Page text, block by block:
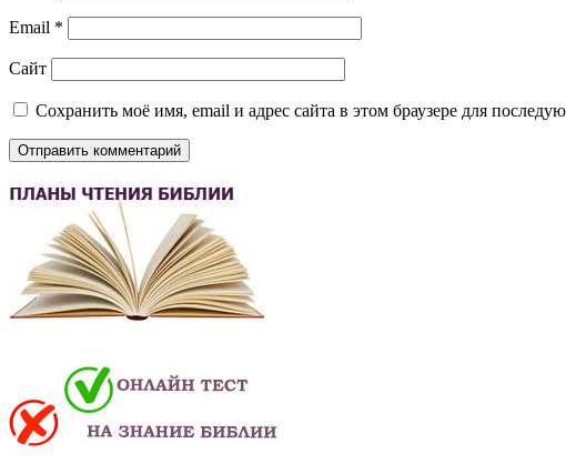
Email *
Сайт
Сохранить моё имя, email и адрес сайта в этом браузере для